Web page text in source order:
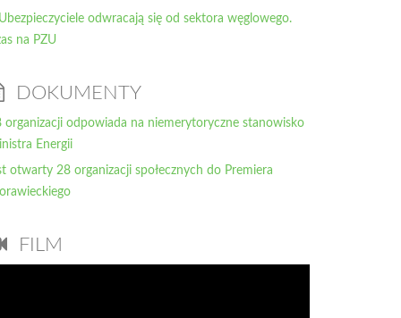
odwracają się od sektora węglowego.
na PZU
DOKUMENTY
organizacji odpowiada na niemerytoryczne stanowisko
Energii
otwarty 28 organizacji społecznych do Premiera
FILM